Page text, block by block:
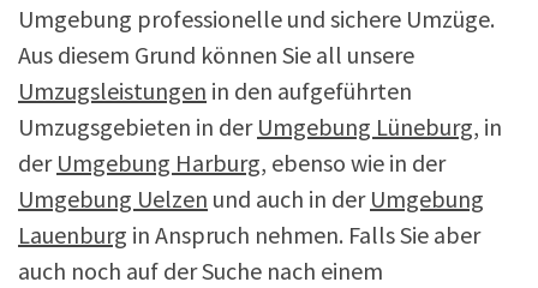
Umgebung professionelle und sichere Umzüge.
Aus diesem Grund können Sie all unsere
Umzugsleistungen in den aufgeführten
Umzugsgebieten in der Umgebung Lüneburg, in
der Umgebung Harburg, ebenso wie in der
Umgebung Uelzen und auch in der Umgebung
Lauenburg in Anspruch nehmen. Falls Sie aber
auch noch auf der Suche nach einem